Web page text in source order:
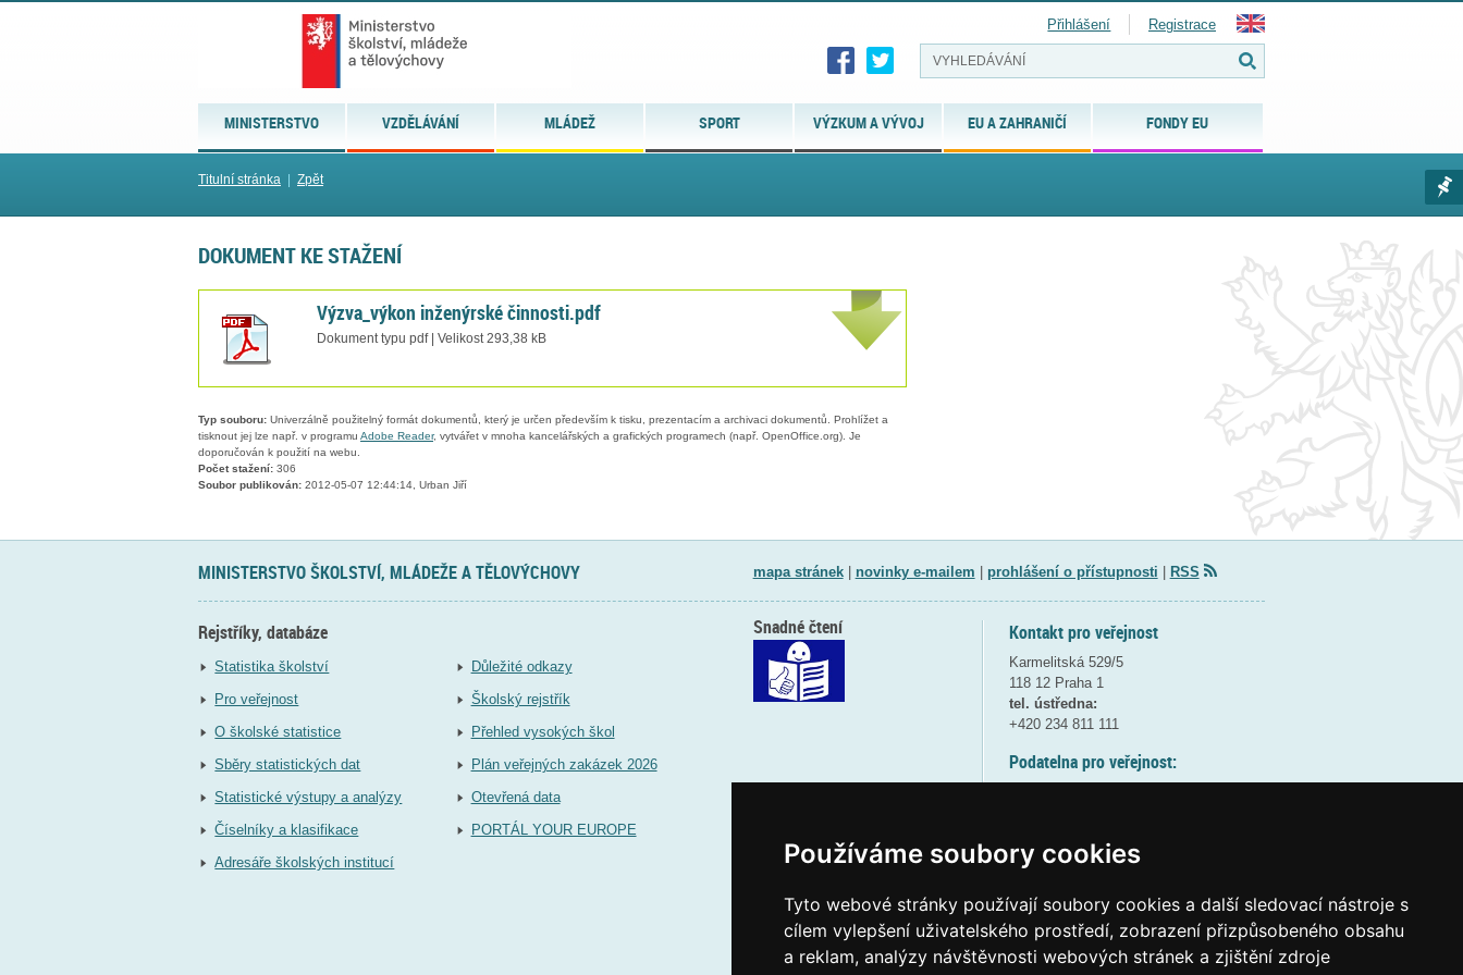
Používáme soubory cookies
Tyto webové stránky používají soubory cookies a další sledovací nástroje s
cílem vylepšení uživatelského prostředí, zobrazení přizpůsobeného obsahu
a reklam, analýzy návštěvnosti webových stránek a zjištění zdroje
MINISTERSTVO VZDĚLÁVÁNÍ MLÁDEŽ SPORT VÝZKUM A VÝVOJ EU A ZAHRANIČÍ FONDY EU
Přihlášení Registrace
Titulní stránka Zpět
DOKUMENT KE STAŽENÍ
Výzva_výkon inženýrské činnosti.pdf
Dokument typu pdf | Velikost 293,38 kB
Typ souboru: Univerzálně použitelný formát dokumentů, který je určen především k tisku, prezentacím a archivaci dokumentů. Prohlížet a
tisknout jej lze např. v programu Adobe Reader, vytvářet v mnoha kancelářských a grafických programech (např. OpenOffice.org). Je
doporučován k použití na webu.
Počet stažení: 306
Soubor publikován: 2012-05-07 12:44:14, Urban Jiří
MINISTERSTVO ŠKOLSTVÍ, MLÁDEŽE A TĚLOVÝCHOVY mapa stránek| novinky e-mailem prohlášení o přístupnosti RSS
Rejstříky, databáze
Statistika školství
Pro veřejnost
O školské statistice
Sběry statistických dat
Statistické výstupy a analýzy
Číselníky a klasifikace
Adresáře školských institucí
Důležité odkazy
Školský rejstřík
Přehled vysokých škol
Plán veřejných zakázek 2026
Otevřená data
PORTÁL YOUR EUROPE
Kontakt pro veřejnost
Karmelitská 529/5
118 12 Praha 1
tel. ústředna:
+420 234 811 111
Podatelna pro veřejnost:
(více informací
Elektronická podatelna:
posta@msmtgov cz
Snadné čtení